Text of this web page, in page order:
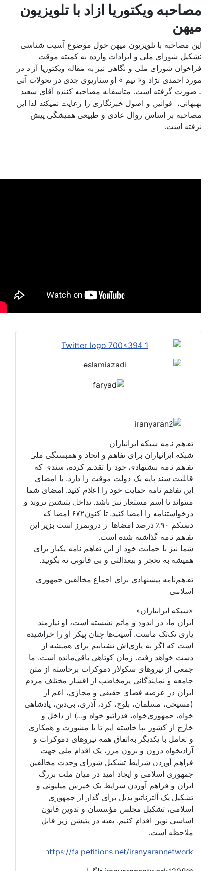
مصاحبه ویکتوریا ازاد با تلویزیون
میهن
این مصاحبه با تلویزیون میهن حول موضوع آسیب شناسی
تشکیل شورای ملی و ایرادات وارده به کمیته موقت
فراخوان شورای ملی و نگاهی نیز به مقاله ویکتوریا آزاد در
مورد احمدی نژاد و« تیم » او سناریوی جدی در تحولات آتی
ـ صورت گرفته است. متاسفانه مصاحبه کننده آقای سعید
بهبهانی، قوانین و اصول خبرنگاری را رعایت نمیکند لذا این
مصاحبه بر اساس روال عادی و طبیعی همیشگی پیش
نرفته است.
تفاهم نامه شبکه ایرانیاران
شبکه ایرانیاران برای تفاهم و اتحاد و همبستگی ملی
تفاهم نامه پیشنهادی خود را تقدیم کرده، سندی که
قابلیت سند پایه یک دولت موقت را دارد. با امضای
این تفاهم نامه حمایت خود را اعلام کنید. امضای شما
میتواند با اسم مستعار نیز باشد. بداخل پتیشین بروید و
درخواستنامه را امضا کنید. تا کنون۶۷۲ امضا که
دستکم ۹۰٪ درصد امضاها از درونمرز است بزیر این
تفاهم نامه گذاشته شده است.
شما نیز با حمایت خود از این تفاهم نامه یکبار برای
همیشه به تحجر و بیعدالتی و بی قانونی نه بگویید.
تفاهم‌نامه پیشنهادی برای اجماع مخالفین جمهوری
اسلامی
«شبکه ایرانیاران»
ایران ما، در اندوه و ماتم نشسته است، او نیازمند
یاری تک‌تک ماست. آسیب‌ها چنان پیکر او را خراشیده
است که اگر به یاری‌اش نشتابیم برای همیشه از
دست خواهد رفت. زمان کوتاهی باقی‌مانده است. ما
جمعی از نیروهای سکولار دموکرات برخاسته از متن
جامعه و نمایندگانی پرمخاطب از اقشار مختلف مردم
ایران در عرصه فضای حقیقی و مجازی، اعم از
(مسیحی، مسلمان، بلوچ، کرد، آذری، بی‌دین، پادشاهی
خواه، جمهوری‌خواه، فدراتیو خواه و...) از داخل و
خارج از کشور بپا خاسته ایم تا با مشورت و همکاری
و تعامل با یکدیگر به‌اتفاق همه نیروهای دموکرات و
آزادیخواه درون و برون مرز، یک اقدام ملی جهت
فراهم آوردن شرایط تشکیل شورای وحدت مخالفین
جمهوری اسلامی و ایجاد امید در میان ملت بزرگ
ایران و فراهم آوردن شرایط یک خیزش میلیونی و
تشکیل یک آلترناتیو بدیل برای گذار از جمهوری
اسلامی، تشکیل مجلس مؤسسان و تدوین قانون
اساسی نوین اقدام کنیم. بقیه در پتیشن زیر قابل
ملاحظه است.
https://fa.petitions.net/iranyarannetwork